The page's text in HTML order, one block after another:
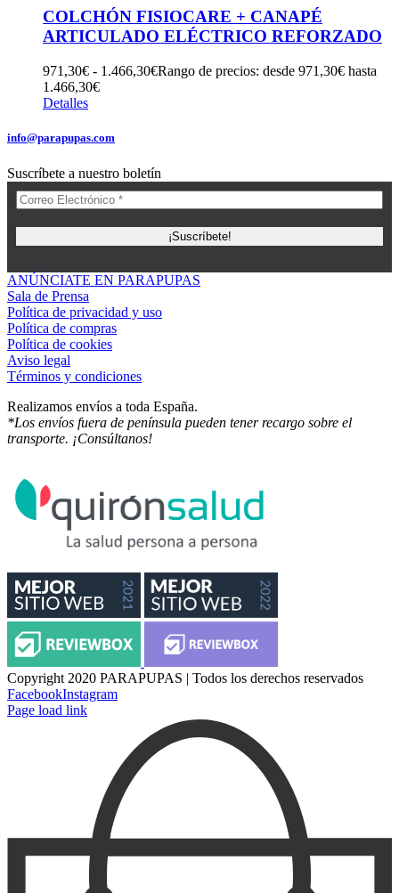
COLCHÓN FISIOCARE + CANAPÉ
ARTICULADO ELÉCTRICO REFORZADO
971,30€ - 1.466,30€Rango de precios: desde 971,30€ hasta
1.466,30€
Detalles
info@parapupas.com
Suscríbete a nuestro boletín
ANÚNCIATE EN PARAPUPAS
Sala de Prensa
Política de privacidad y uso
Política de compras
Política de cookies
Aviso legal
Términos y condiciones
Realizamos envíos a toda España.
*Los envíos fuera de península pueden tener recargo sobre el
transporte. ¡Consúltanos!
Copyright 2020 PARAPUPAS | Todos los derechos reservados
FacebookInstagram
Page load link